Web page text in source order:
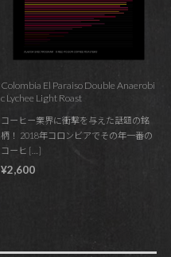
Colombia El Paraiso Double Anaerobi
c Lychee Light Roast
コーヒー業界に衝撃を与えた話題の銘
柄！ 2018年コロンビアでその年一番の
コーヒ […]
¥2,600